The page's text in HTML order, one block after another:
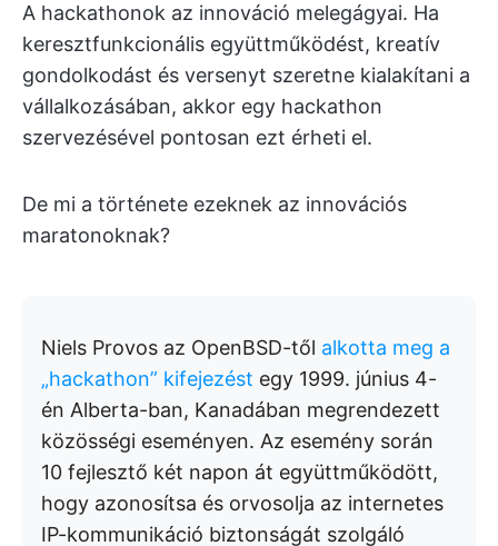
A hackathonok az innováció melegágyai. Ha
keresztfunkcionális együttműködést, kreatív
gondolkodást és versenyt szeretne kialakítani a
vállalkozásában, akkor egy hackathon
szervezésével pontosan ezt érheti el.
De mi a története ezeknek az innovációs
maratonoknak?
Niels Provos az OpenBSD-től alkotta meg a
„hackathon” kifejezést egy 1999. június 4-
én Alberta-ban, Kanadában megrendezett
közösségi eseményen. Az esemény során
10 fejlesztő két napon át együttműködött,
hogy azonosítsa és orvosolja az internetes
IP-kommunikáció biztonságát szolgáló